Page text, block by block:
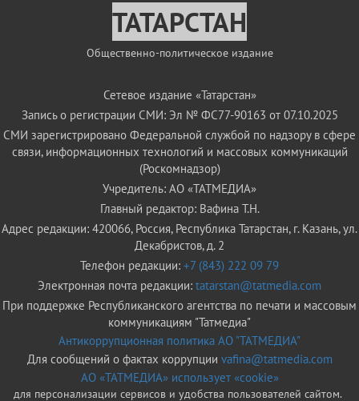
ТАТАРСТАН
Общественно-политическое издание
Сетевое издание «Татарстан»
Запись о регистрации СМИ: Эл № ФС77-90163 от 07.10.2025
СМИ зарегистрировано Федеральной службой по надзору в сфере
связи, информационных технологий и массовых коммуникаций
(Роскомнадзор)
Учредитель: АО «ТАТМЕДИА»
Главный редактор: Вафина Т.Н.
Адрес редакции: 420066, Россия, Республика Татарстан, г. Казань, ул.
Декабристов, д. 2
Телефон редакции: +7 (843) 222 09 79
Электронная почта редакции: tatarstan@tatmedia.com
При поддержке Республиканского агентства по печати и массовым
коммуникациям "Татмедиа"
Антикоррупционная политика АО "ТАТМЕДИА"
Для сообщений о фактах коррупции vafina@tatmedia.com
АО «ТАТМЕДИА» использует «cookie»
для персонализации сервисов и удобства пользователей сайтом.